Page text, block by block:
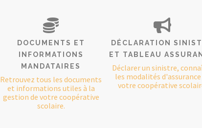
DOCUMENTS ET
INFORMATIONS
MANDATAIRES
Retrouvez tous les documents
et informations utiles à la
gestion de votre coopérative
scolaire.
DÉCLARATION
ET TABLEAU
Déclarer un sinistre,
les modalités d'assurance
votre coopérative